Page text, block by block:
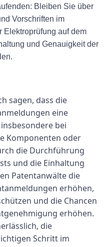
Bleiben Sie über
Vorschriften im
Elektroprüfung auf dem
und Genauigkeit der
sagen, dass die
eine
bei
Komponenten oder
die Durchführung
und die Einhaltung
Patentanwälte die
erhöhen,
und die Chancen
erhöhen.
die
Schritt im